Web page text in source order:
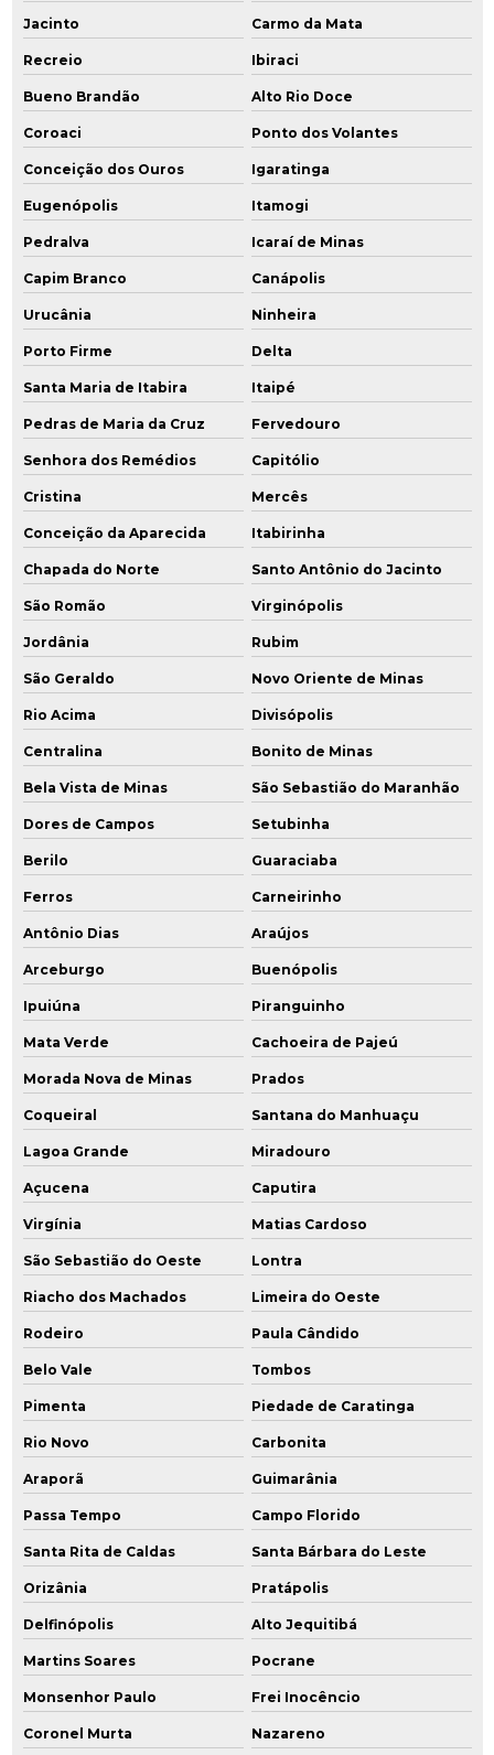
Jacinto Carmo da Mata
Recreio Ibiraci
Bueno Brandão Alto Rio Doce
Coroaci Ponto dos Volantes
Conceição dos Ouros Igaratinga
Eugenópolis Itamogi
Pedralva Icaraí de Minas
Capim Branco Canápolis
Urucânia Ninheira
Porto Firme Delta
Santa Maria de Itabira Itaipé
Pedras de Maria da Cruz Fervedouro
Senhora dos Remédios Capitólio
Cristina Mercês
Conceição da Aparecida Itabirinha
Chapada do Norte Santo Antônio do Jacinto
São Romão Virginópolis
Jordânia Rubim
São Geraldo Novo Oriente de Minas
Rio Acima Divisópolis
Centralina Bonito de Minas
Bela Vista de Minas São Sebastião do Maranhão
Dores de Campos Setubinha
Berilo Guaraciaba
Ferros Carneirinho
Antônio Dias Araújos
Arceburgo Buenópolis
Ipuiúna Piranguinho
Mata Verde Cachoeira de Pajeú
Morada Nova de Minas Prados
Coqueiral Santana do Manhuaçu
Lagoa Grande Miradouro
Açucena Caputira
Virgínia Matias Cardoso
São Sebastião do Oeste Lontra
Riacho dos Machados Limeira do Oeste
Rodeiro Paula Cândido
Belo Vale Tombos
Pimenta Piedade de Caratinga
Rio Novo Carbonita
Araporã Guimarânia
Passa Tempo Campo Florido
Santa Rita de Caldas Santa Bárbara do Leste
Orizânia Pratápolis
Delfinópolis Alto Jequitibá
Martins Soares Pocrane
Monsenhor Paulo Frei Inocêncio
Coronel Murta Nazareno